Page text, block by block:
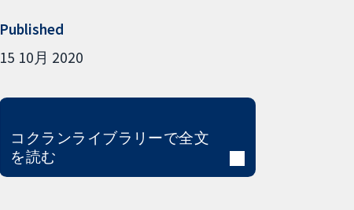
Published
15 10月 2020
コクランライブラリーで全文
を読む